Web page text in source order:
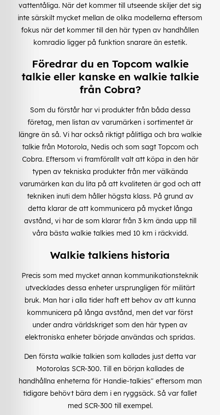
vattentåliga. När det kommer till utseende skiljer det sig
inte särskilt mycket mellan de olika modellerna eftersom
fokus när det kommer till den här typen av handhållen
komradio ligger på funktion snarare än estetik.
Föredrar du en Topcom walkie
talkie eller kanske en walkie talkie
från Cobra?
Som du förstår har vi produkter från båda dessa
företag, men listan av varumärken i sortimentet är
längre än så. Vi har också riktigt pålitliga och bra walkie
talkie från Motorola, Nedis och som sagt Topcom och
Cobra. Eftersom vi framförallt valt att köpa in den här
typen av tekniska produkter från mer välkända
varumärken kan du lita på att kvaliteten är god och att
tekniken inuti dem håller högsta klass. På grund av
detta klarar de att kommunicera på mycket långa
avstånd, vi har de som klarar från 3 km ända upp till
våra bästa walkie talkies med 10 km i räckvidd.
Walkie talkiens historia
Precis som med mycket annan kommunikationsteknik
utvecklades dessa enheter ursprungligen för militärt
bruk. Man har i alla tider haft ett behov av att kunna
kommunicera på långa avstånd, men det var först
under andra världskriget som den här typen av
elektroniska enheter började användas och spridas.
Den första walkie talkien som kallades just detta var
Motorolas SCR-300. Till en början kallades de
handhållna enheterna för Handie-talkies" eftersom man
tidigare behövt bära dem i en ryggsäck. Så var fallet
med SCR-300 till exempel.